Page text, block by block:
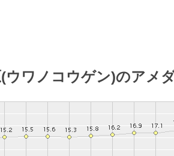
ウワノコウゲン)のアメ